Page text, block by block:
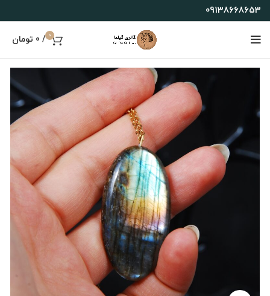
09138668653
0
/
0 تومان